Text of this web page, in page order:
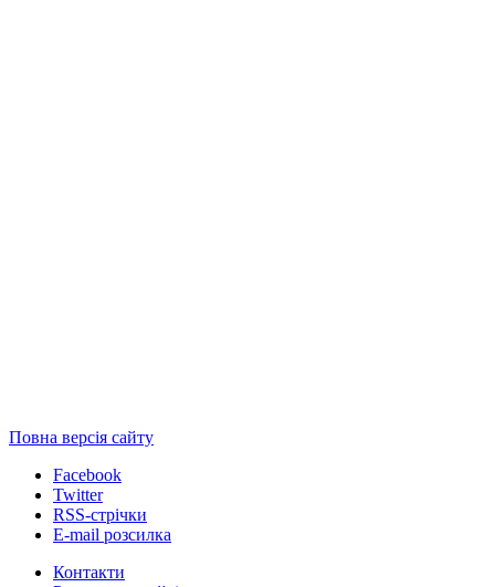
Повна версія сайту
Facebook
Twitter
RSS-стрічки
E-mail розсилка
Контакти